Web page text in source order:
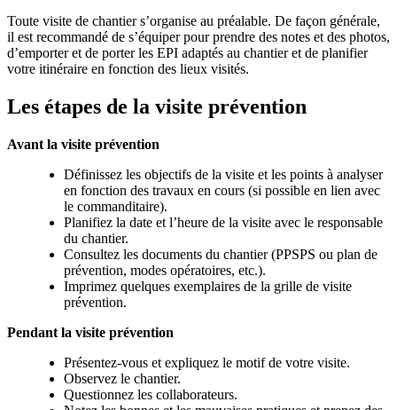
Toute visite de chantier s’organise au préalable. De façon générale,
il est recommandé de s’équiper pour prendre des notes et des photos,
d’emporter et de porter les EPI adaptés au chantier et de planifier
votre itinéraire en fonction des lieux visités.
Les étapes de la visite prévention
Avant la visite prévention
Définissez les objectifs de la visite et les points à analyser
en fonction des travaux en cours (si possible en lien avec
le commanditaire).
Planifiez la date et l’heure de la visite avec le responsable
du chantier.
Consultez les documents du chantier (PPSPS ou plan de
prévention, modes opératoires, etc.).
Imprimez quelques exemplaires de la grille de visite
prévention.
Pendant la visite prévention
Présentez-vous et expliquez le motif de votre visite.
Observez le chantier.
Questionnez les collaborateurs.